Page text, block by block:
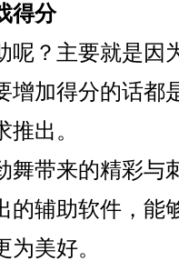
得分
呢？主要就是因
增加得分的话都
出。
舞带来的精彩与
的辅助软件，能
美好。